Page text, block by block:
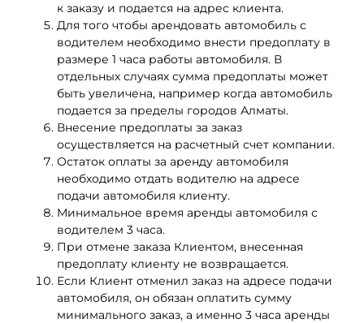
к заказу и подается на адрес клиента.
Для того чтобы арендовать автомобиль с
водителем необходимо внести предоплату в
размере 1 часа работы автомобиля. В
отдельных случаях сумма предоплаты может
быть увеличена, например когда автомобиль
подается за пределы городов Алматы.
Внесение предоплаты за заказ
осуществляется на расчетный счет компании.
Остаток оплаты за аренду автомобиля
необходимо отдать водителю на адресе
подачи автомобиля клиенту.
Минимальное время аренды автомобиля с
водителем 3 часа.
При отмене заказа Клиентом, внесенная
предоплату клиенту не возвращается.
Если Клиент отменил заказ на адресе подачи
автомобиля, он обязан оплатить сумму
минимального заказ, а именно 3 часа аренды